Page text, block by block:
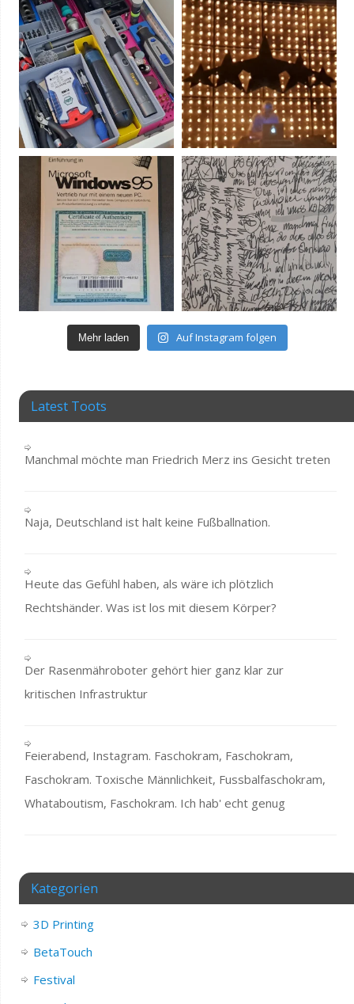
Mehr laden Auf Instagram folgen
Latest Toots
Manchmal möchte man Friedrich Merz ins Gesicht treten
Naja, Deutschland ist halt keine Fußballnation.
Heute das Gefühl haben, als wäre ich plötzlich
Rechtshänder. Was ist los mit diesem Körper?
Der Rasenmähroboter gehört hier ganz klar zur
kritischen Infrastruktur
Feierabend, Instagram. Faschokram, Faschokram,
Faschokram. Toxische Männlichkeit, Fussbalfaschokram,
Whataboutism, Faschokram. Ich hab' echt genug
Kategorien
3D Printing
BetaTouch
Festival